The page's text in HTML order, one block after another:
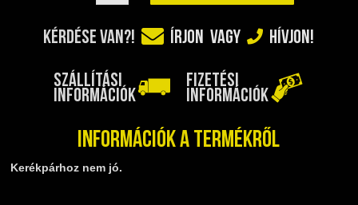
RUHÁZAT, VÉDŐFELSZERELÉSEK
TELESZKÓP ÉS ALKATRÉSZEI
TÜKRÖK (UNIVERZÁLIS)
VÁZ, FUTÓMŰ, SZILENT, SZTENDER
ZÁRAK, GYÚJTÁSKAPCSOLÓK
KÉRDÉSE VAN?! ÍRJON VAGY HÍVJON!
SZÁLLÍTÁSI
INFORMÁCIÓK
FIZETÉSI
INFORMÁCIÓK
Információk a termékről
Kerékpárhoz nem jó.